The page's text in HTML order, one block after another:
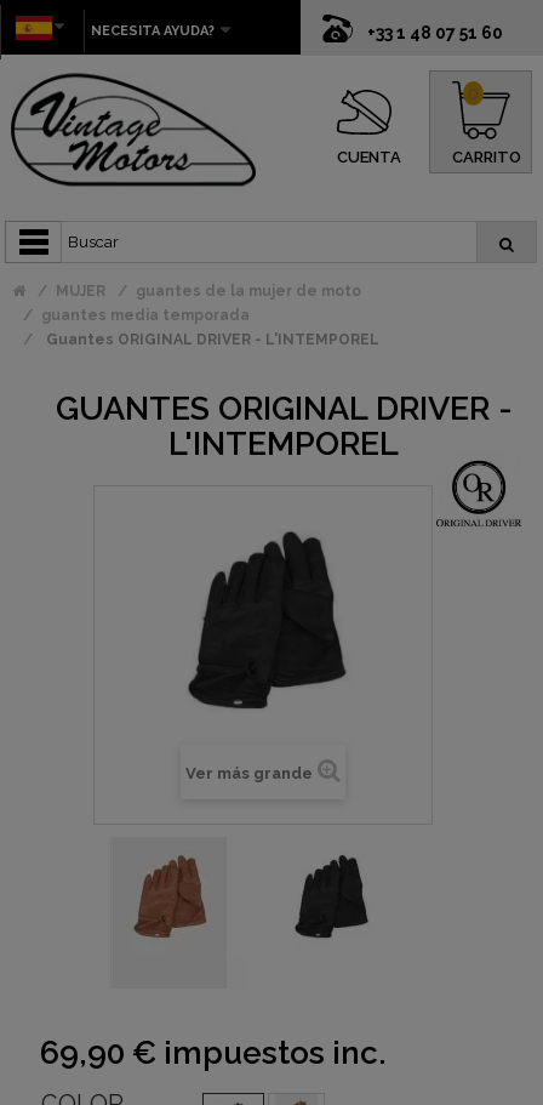
+33 1 48 07 51 60
NECESITA AYUDA?
CUENTA CARRITO
0
MUJER
guantes de la mujer de moto
guantes media temporada
Guantes ORIGINAL DRIVER - L'INTEMPOREL
GUANTES ORIGINAL DRIVER -
L'INTEMPOREL
Ver más grande
69,90 € impuestos inc.